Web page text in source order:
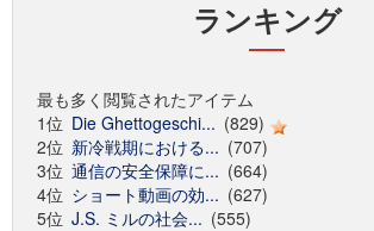
ランキング
最も多く閲覧されたアイテム
1位 Die Ghettogeschi... (829)
2位 新冷戦期における... (707)
3位 通信の安全保障に... (664)
4位 ショート動画の効... (627)
5位 J.S. ミルの社会... (555)